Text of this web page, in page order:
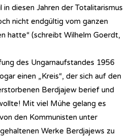
diesen Jahren der Totalitarismus
nicht endgültig vom ganzen
hatte“ (schreibt Wilhelm Goerdt,
des Ungarnaufstandes 1956
einen „Kreis“, der sich auf den
Berdjajew berief und
Mit viel Mühe gelang es
den Kommunisten unter
Werke Berdjajews zu